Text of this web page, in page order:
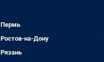
Пермь
Ростов-на-Дону
Рязань